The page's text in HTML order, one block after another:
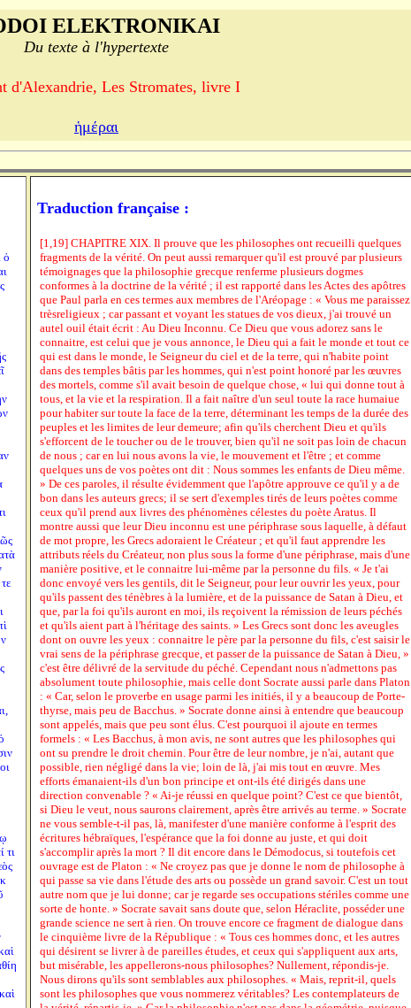
ELEKTRONIKAI
Du texte à l'hypertexte
d'Alexandrie, Les Stromates, livre I
ἡμέραι
ὁ
τι
Traduction française :
[1,19] CHAPITRE XIX. Il prouve que les philosophes ont recueilli quelques
fragments de la vérité. On peut aussi remarquer qu'il est prouvé par plusieurs
témoignages que la philosophie grecque renferme plusieurs dogmes
conformes à la doctrine de la vérité ; il est rapporté dans les Actes des apôtres
que Paul parla en ces termes aux membres de l'Aréopage : « Vous me paraissez
trèsreligieux ; car passant et voyant les statues de vos dieux, j'ai trouvé un
autel ouil était écrit : Au Dieu Inconnu. Ce Dieu que vous adorez sans le
connaitre, est celui que je vous annonce, le Dieu qui a fait le monde et tout ce
qui est dans le monde, le Seigneur du ciel et de la terre, qui n'habite point
dans des temples bâtis par les hommes, qui n'est point honoré par les œuvres
des mortels, comme s'il avait besoin de quelque chose, « lui qui donne tout à
tous, et la vie et la respiration. Il a fait naître d'un seul toute la race humaiue
pour habiter sur toute la face de la terre, déterminant les temps de la durée des
peuples et les limites de leur demeure; afin qu'ils cherchent Dieu et qu'ils
s'efforcent de le toucher ou de le trouver, bien qu'il ne soit pas loin de chacun
de nous ; car en lui nous avons la vie, le mouvement et l'être ; et comme
quelques uns de vos poètes ont dit : Nous sommes les enfants de Dieu même.
» De ces paroles, il résulte évidemment que l'apôtre approuve ce qu'il y a de
bon dans les auteurs grecs; il se sert d'exemples tirés de leurs poètes comme
ceux qu'il prend aux livres des phénomènes célestes du poète Aratus. Il
montre aussi que leur Dieu inconnu est une périphrase sous laquelle, à défaut
de mot propre, les Grecs adoraient le Créateur ; et qu'il faut apprendre les
attributs réels du Créateur, non plus sous la forme d'une périphrase, mais d'une
manière positive, et le connaitre lui-même par la personne du fils. « Je t'ai
donc envoyé vers les gentils, dit le Seigneur, pour leur ouvrir les yeux, pour
qu'ils passent des ténèbres à la lumière, et de la puissance de Satan à Dieu, et
que, par la foi qu'ils auront en moi, ils reçoivent la rémission de leurs péchés
et qu'ils aient part à l'héritage des saints. » Les Grecs sont donc les aveugles
dont on ouvre les yeux : connaitre le père par la personne du fils, c'est saisir le
vrai sens de la périphrase grecque, et passer de la puissance de Satan à Dieu, »
c'est être délivré de la servitude du péché. Cependant nous n'admettons pas
absolument toute philosophie, mais celle dont Socrate aussi parle dans Platon
: « Car, selon le proverbe en usage parmi les initiés, il y a beaucoup de Porte-
thyrse, mais peu de Bacchus. » Socrate donne ainsi à entendre que beaucoup
sont appelés, mais que peu sont élus. C'est pourquoi il ajoute en termes
formels : « Les Bacchus, à mon avis, ne sont autres que les philosophes qui
ont su prendre le droit chemin. Pour être de leur nombre, je n'ai, autant que
possible, rien négligé dans la vie; loin de là, j'ai mis tout en œuvre. Mes
efforts émanaient-ils d'un bon principe et ont-ils été dirigés dans une
direction convenable ? « Ai-je réussi en quelque point? C'est ce que bientôt,
si Dieu le veut, nous saurons clairement, après être arrivés au terme. » Socrate
ne vous semble-t-il pas, là, manifester d'une manière conforme à l'esprit des
écritures hébraïques, l'espérance que la foi donne au juste, et qui doit
s'accomplir après la mort ? Il dit encore dans le Démodocus, si toutefois cet
ouvrage est de Platon : « Ne croyez pas que je donne le nom de philosophe à
qui passe sa vie dans l'étude des arts ou possède un grand savoir. C'est un tout
autre nom que je lui donne; car je regarde ses occupations stériles comme une
sorte de honte. » Socrate savait sans doute que, selon Héraclite, posséder une
grande science ne sert à rien. On trouve encore ce fragment de dialogue dans
le cinquième livre de la République : « Tous ces hommes donc, et les autres
qui désirent se livrer à de pareilles études, et ceux qui s'appliquent aux arts,
but misérable, les appellerons-nous philosophes? Nullement, répondis-je.
Nous dirons qu'ils sont semblables aux philosophes. « Mais, reprit-il, quels
sont les philosophes que vous nommerez véritables? Les contemplateurs de